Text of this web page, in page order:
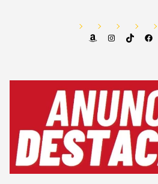
AmazonInstagram
TikTok